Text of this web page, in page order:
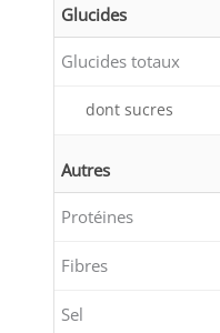
Glucides
Glucides totaux
dont sucres
Autres
Protéines
Fibres
Sel